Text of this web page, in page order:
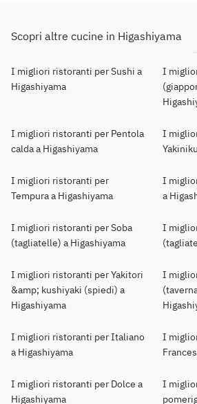
Scopri altre cucine in Higashiyama
I migliori ristoranti per Sushi a
Higashiyama
I
I migliori ristoranti per Pentola
calda a Higashiyama
I
I migliori ristoranti per
Tempura a Higashiyama
I
a
I migliori ristoranti per Soba
(tagliatelle) a Higashiyama
I
I migliori ristoranti per Yakitori
&amp; kushiyaki (spiedi) a
Higashiyama
I
I migliori ristoranti per Italiano
a Higashiyama
I
I migliori ristoranti per Dolce a
Higashiyama
I